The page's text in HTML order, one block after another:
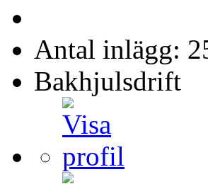
Antal inlägg:
Bakhjulsdrift